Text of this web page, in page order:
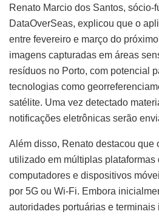
Renato Marcio dos Santos, sócio-
DataOverSeas, explicou que o
entre fevereiro e março do
imagens capturadas em áreas
resíduos no Porto, com potencial
tecnologias como
satélite. Uma vez detectado
notificações eletrônicas serão
Além disso, Renato destacou que
utilizado em múltiplas plataformas
computadores e dispositivos
por 5G ou Wi-Fi. Embora
autoridades portuárias e